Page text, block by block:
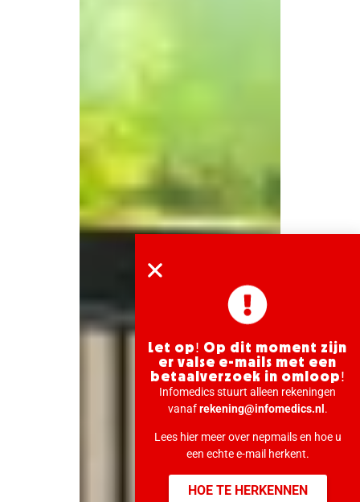
Let op! Op dit moment zijn
er valse e-mails met een
betaalverzoek in omloop!
Infomedics stuurt alleen rekeningen
vanafrekening@infomedics.nl .
Lees hier meer over nepmails en hoe u
een echte e-mail herkent.
HOE TE HERKENNEN